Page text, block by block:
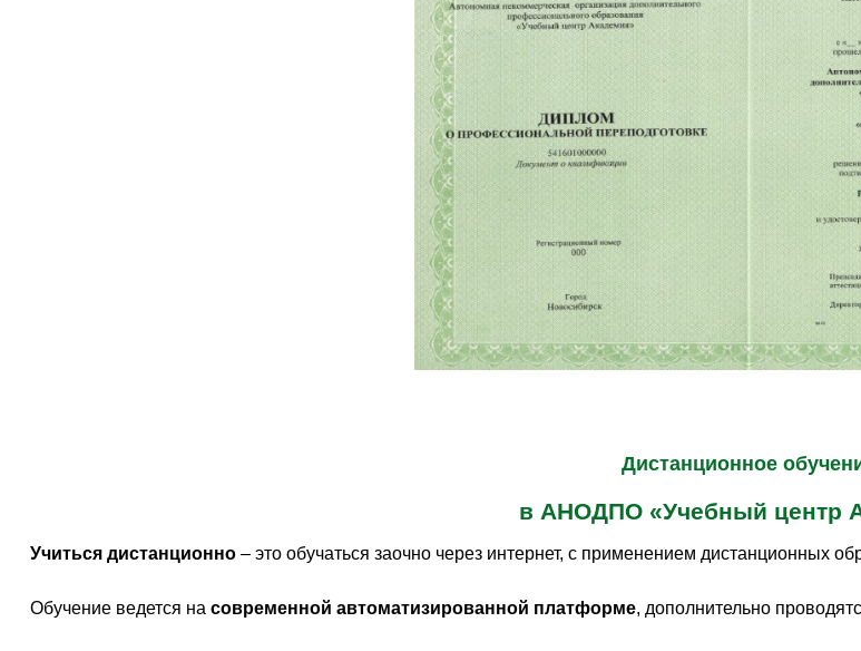
Дистанционное
в АНОДПО «Учебный центр
Учиться дистанционно – это обучаться заочно через интернет, с применением дистанционных
Обучение ведется на современной автоматизированной платформе, дополнительно